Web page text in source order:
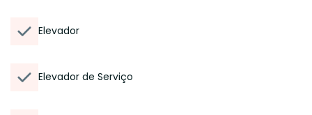
Elevador
Elevador de Serviço